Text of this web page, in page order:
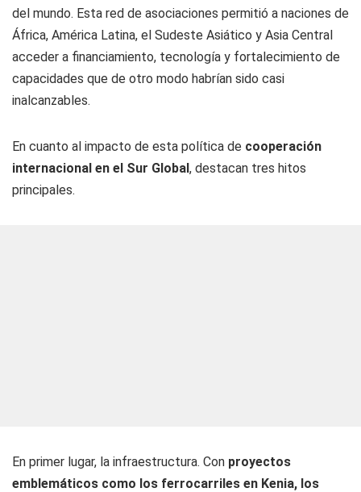
del mundo. Esta red de asociaciones permitió a naciones de
África, América Latina, el Sudeste Asiático y Asia Central
acceder a financiamiento, tecnología y fortalecimiento de
capacidades que de otro modo habrían sido casi
inalcanzables.
En cuanto al impacto de esta política de cooperación
internacional en el Sur Global, destacan tres hitos
principales.
En primer lugar, la infraestructura. Con proyectos
emblemáticos como los ferrocarriles en Kenia, los